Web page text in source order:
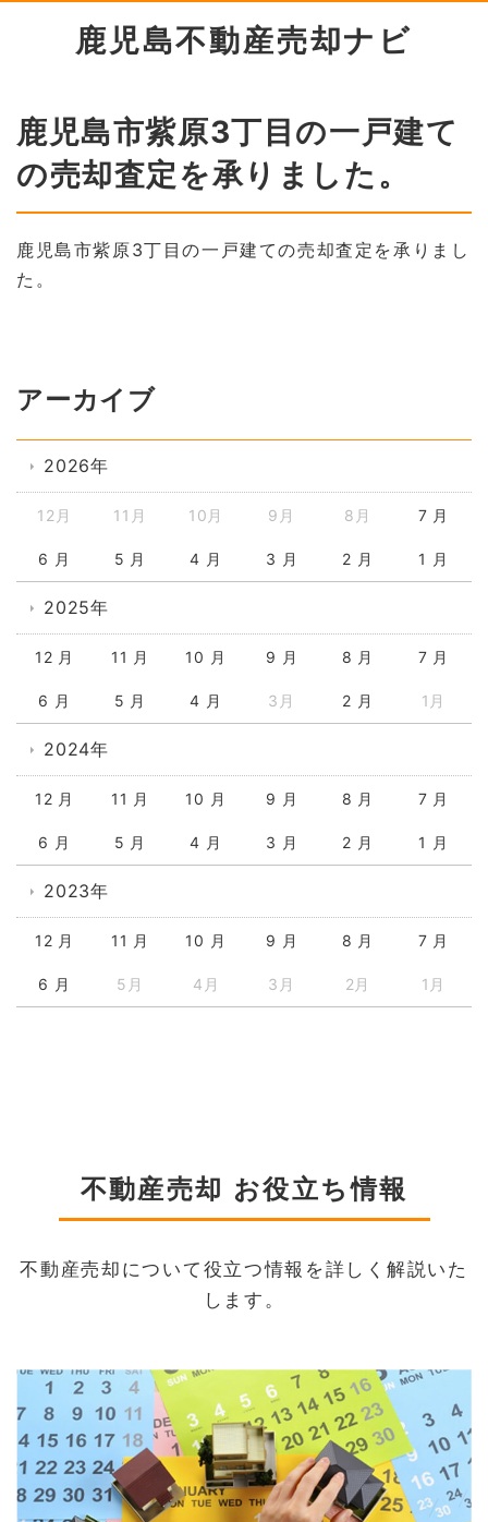
鹿児島不動産売却ナビ
鹿児島市紫原3丁目の一戸建て
の売却査定を承りました。
鹿児島市紫原3丁目の一戸建ての売却査定を承りまし
た。
アーカイブ
2026年
12月 11月 10月 9月 8月 7 月
6 月 5 月 4 月 3 月 2 月 1 月
2025年
12 月 11 月 10 月 9 月 8 月 7 月
6 月 5 月 4 月 3月 2 月 1月
2024年
12 月 11 月 10 月 9 月 8 月 7 月
6 月 5 月 4 月 3 月 2 月 1 月
2023年
12 月 11 月 10 月 9 月 8 月 7 月
6 月 5月 4月 3月 2月 1月
不動産売却 お役立ち情報
不動産売却について役立つ情報を詳しく解説いた
します。